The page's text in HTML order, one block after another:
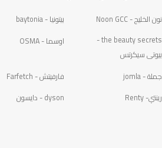
نون الخليج - Noon GCC بيتونيا - baytonia
the beauty secrets -
بيوتى سيكرتس
اوسما - OSMA
جملة - jomla
فارفيتش - Farfetch
رينتي- Renty
dyson - دايسون